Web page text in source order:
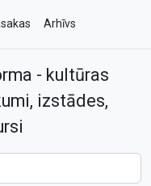
Arhīvs
- kultūras
izstādes,